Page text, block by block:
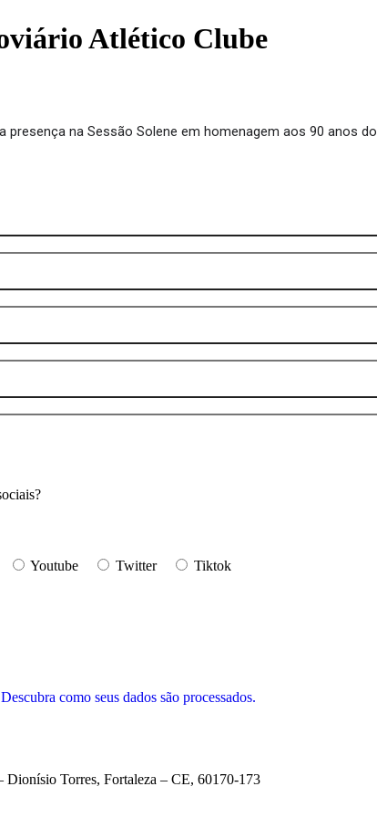
Atlético Clube
na Sessão Solene em homenagem aos 90 anos do
Youtube Twitter Tiktok
Descubra como seus dados são processados.
Dionísio Torres, Fortaleza – CE, 60170-173